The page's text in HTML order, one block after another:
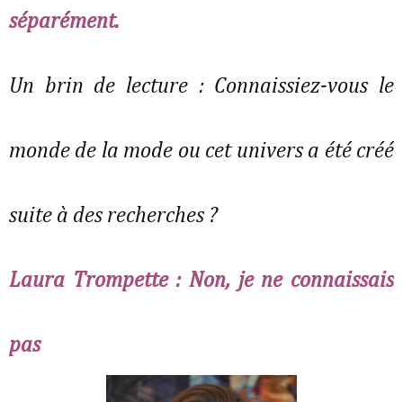
séparément.
Un brin de lecture : Connaissiez-vous le
monde de la mode ou cet univers a été créé
suite à des recherches ?
Laura Trompette : Non, je ne connaissais
pas